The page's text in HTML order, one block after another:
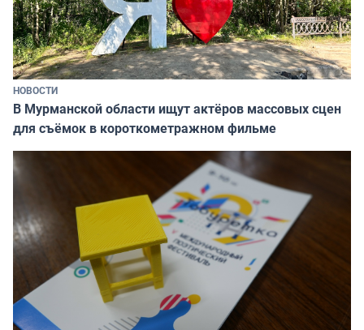
НОВОСТИ
В Мурманской области ищут актёров массовых сцен
для съёмок в короткометражном фильме